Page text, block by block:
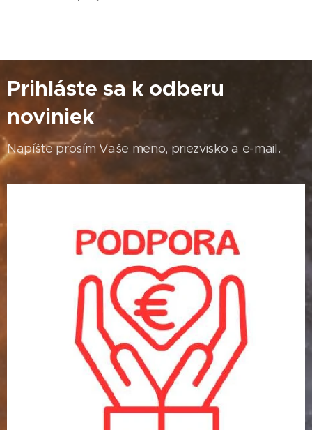
Prihláste sa k odberu
noviniek
Napíšte prosím Vaše meno, priezvisko a e-mail.